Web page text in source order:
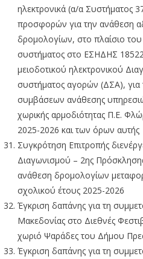
ηλεκτρονικά (α/α Συστήματος
προσφορών για την ανάθεση
δρομολογίων, στο πλαίσιο
συστήματος στο ΕΣΗΔΗΣ
μειοδοτικού ηλεκτρονικού
συστήματος αγορών (ΔΣΑ), για
συμβάσεων ανάθεσης
χωρικής αρμοδιότητας Π.Ε.
2025-2026 και των όρων αυτής
Συγκρότηση Επιτροπής
Διαγωνισμού – 2ης
ανάθεση δρομολογίων
σχολικού έτους 2025-2026
Έγκριση δαπάνης για τη
Μακεδονίας στο Διεθνές
χωριό Ψαράδες του Δήμου
Έγκριση δαπάνης για τη